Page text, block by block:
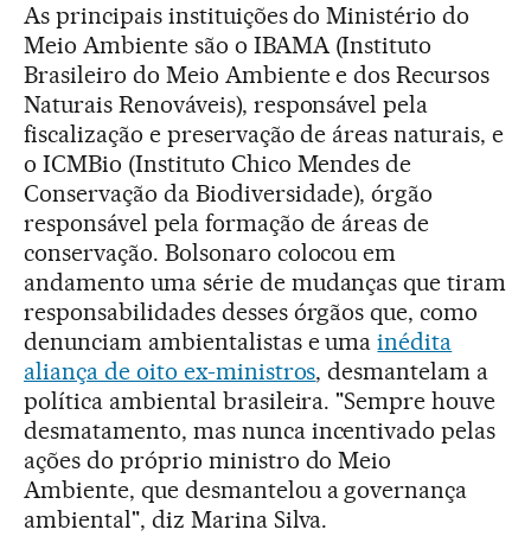
As principais instituições do Ministério do
Meio Ambiente são o IBAMA (Instituto
Brasileiro do Meio Ambiente e dos Recursos
Naturais Renováveis), responsável pela
fiscalização e preservação de áreas naturais, e
o ICMBio (Instituto Chico Mendes de
Conservação da Biodiversidade), órgão
responsável pela formação de áreas de
conservação. Bolsonaro colocou em
andamento uma série de mudanças que tiram
responsabilidades desses órgãos que, como
denunciam ambientalistas e umainédita
aliança de oito ex-ministros, desmantelam a
política ambiental brasileira. "Sempre houve
desmatamento, mas nunca incentivado pelas
ações do próprio ministro do Meio
Ambiente, que desmantelou a governança
ambiental", diz Marina Silva.